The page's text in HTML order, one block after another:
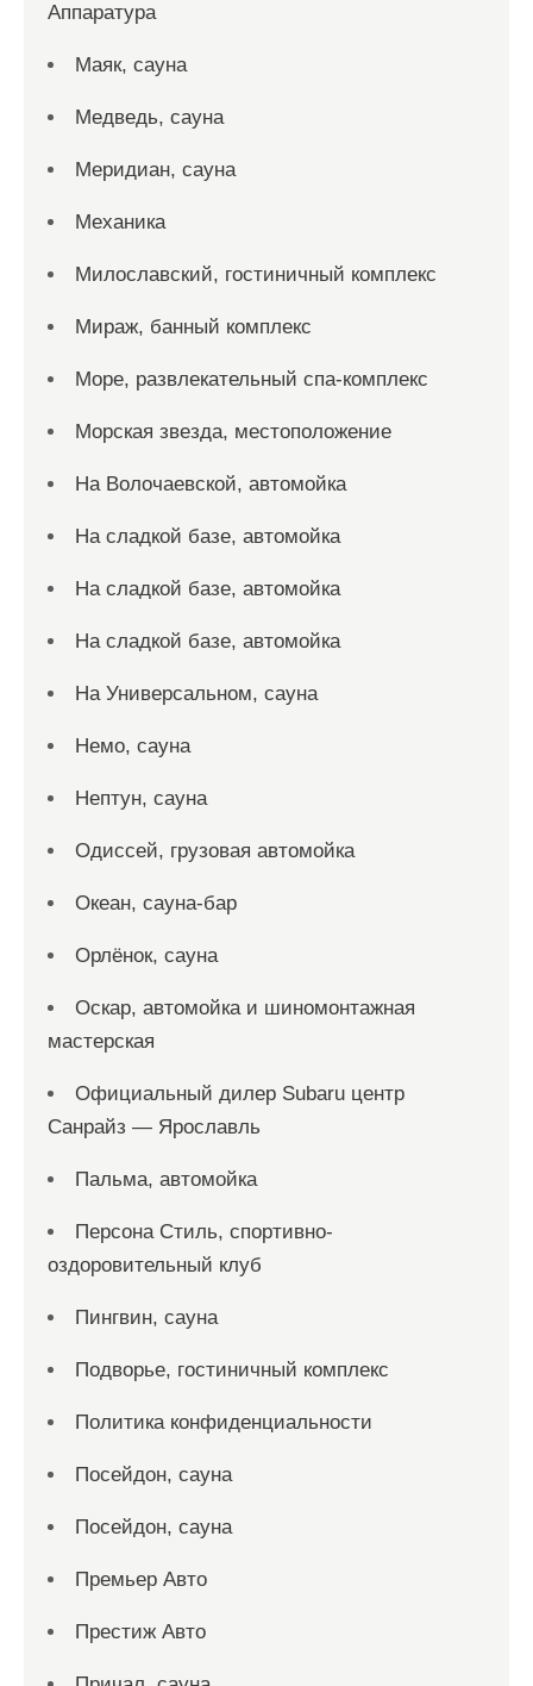
Аппаратура
Маяк, сауна
Медведь, сауна
Меридиан, сауна
Механика
Милославский, гостиничный комплекс
Мираж, банный комплекс
Море, развлекательный спа-комплекс
Морская звезда, местоположение
На Волочаевской, автомойка
На сладкой базе, автомойка
На сладкой базе, автомойка
На сладкой базе, автомойка
На Универсальном, сауна
Немо, сауна
Нептун, сауна
Одиссей, грузовая автомойка
Океан, сауна-бар
Орлёнок, сауна
Оскар, автомойка и шиномонтажная
мастерская
Официальный дилер Subaru центр
Санрайз — Ярославль
Пальма, автомойка
Персона Стиль, спортивно-
оздоровительный клуб
Пингвин, сауна
Подворье, гостиничный комплекс
Политика конфиденциальности
Посейдон, сауна
Посейдон, сауна
Премьер Авто
Престиж Авто